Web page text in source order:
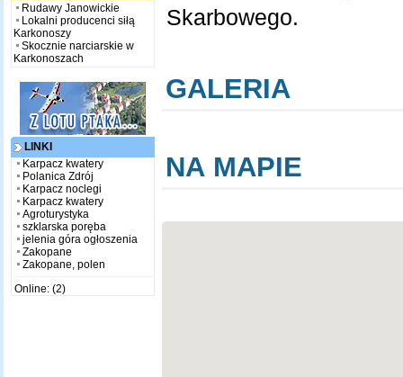
Rudawy Janowickie
Lokalni producenci siłą
Karkonoszy
Skocznie narciarskie w
Karkonoszach
LINKI
Karpacz kwatery
Polanica Zdrój
Karpacz noclegi
Karpacz kwatery
Agroturystyka
szklarska poręba
jelenia góra ogłoszenia
Zakopane
Zakopane, polen
Online: (2)
Skarbowego.
GALERIA
NA MAPIE